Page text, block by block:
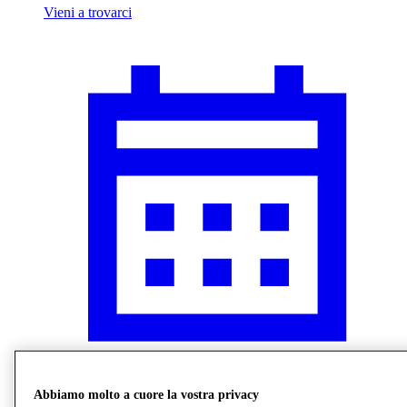
Vieni a trovarci
Novità
Abbiamo molto a cuore la vostra privacy